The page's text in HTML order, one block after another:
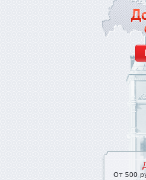
От 500